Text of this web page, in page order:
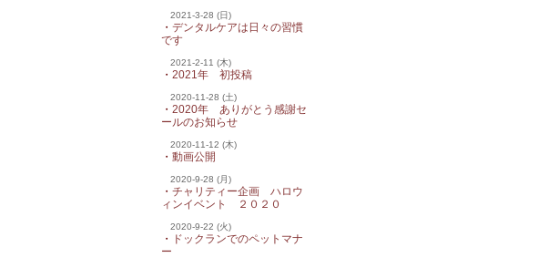
2021-3-28 (日)
・ デンタルケアは日々の習慣
です
2021-2-11 (木)
・ 2021年 初投稿
2020-11-28 (土)
・ 2020年 ありがとう感謝セ
ールのお知らせ
2020-11-12 (木)
・ 動画公開
2020-9-28 (月)
・ チャリティー企画 ハロウ
ィンイベント ２０２０
2020-9-22 (火)
・
ドックランでのペットマナ
ー